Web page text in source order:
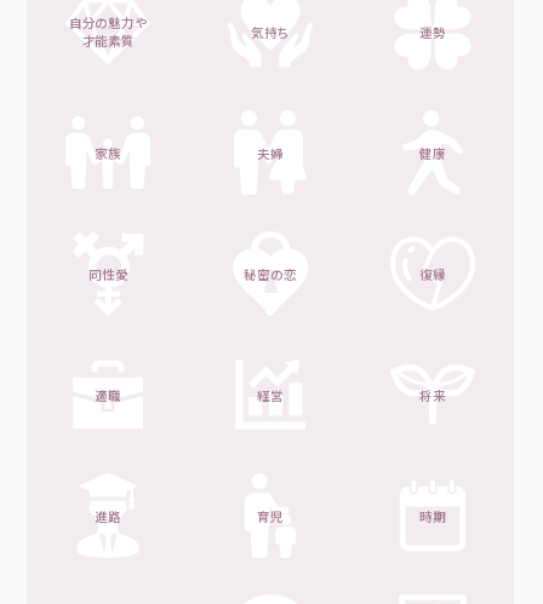
自分の魅力や
才能素質
気持ち 運勢
家族 夫婦 健康
同性愛 秘密の恋 復縁
適職 経営 将来
進路 育児 時期